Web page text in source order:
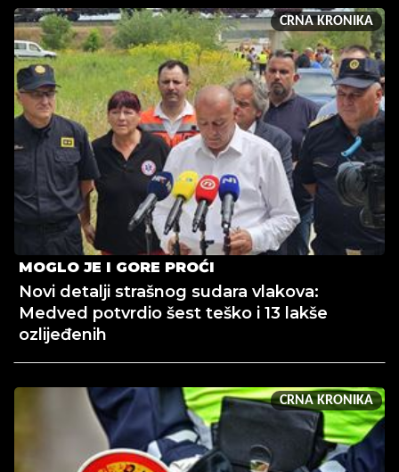
CRNA KRONIKA
MOGLO JE I GORE PROĆI
Novi detalji strašnog sudara vlakova:
Medved potvrdio šest teško i 13 lakše
ozlijeđenih
CRNA KRONIKA